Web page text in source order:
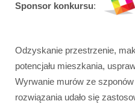
Sponsor konkursu:
Odzyskanie przestrzenie,
potencjału mieszkania,
Wyrwanie murów ze
rozwiązania udało się